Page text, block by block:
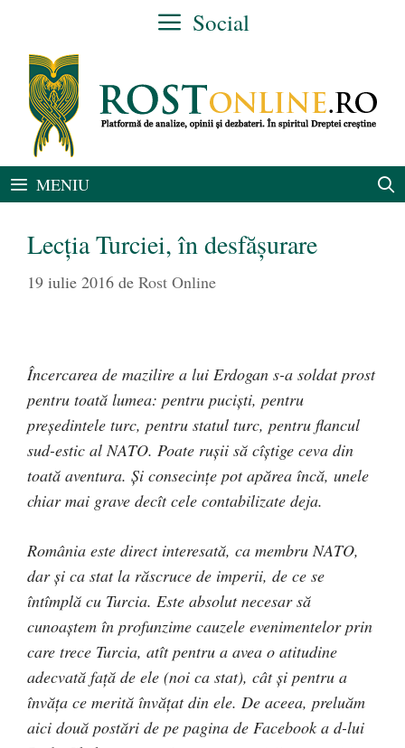
conținut
Social
MENIU
Lecția Turciei, în desfășurare
19 iulie 2016 de Rost Online
Încercarea de mazilire a lui Erdogan s-a soldat prost
pentru toată lumea: pentru puciști, pentru
președintele turc, pentru statul turc, pentru flancul
sud-estic al NATO. Poate rușii să cîștige ceva din
toată aventura. Și consecințe pot apărea încă, unele
chiar mai grave decît cele contabilizate deja.
România este direct interesată, ca membru NATO,
dar și ca stat la răscruce de imperii, de ce se
întîmplă cu Turcia. Este absolut necesar să
cunoaștem în profunzime cauzele evenimentelor prin
care trece Turcia, atît pentru a avea o atitudine
adecvată față de ele (noi ca stat), cât și pentru a
învăța ce merită învățat din ele. De aceea, preluăm
aici două postări de pe pagina de Facebook a d-lui